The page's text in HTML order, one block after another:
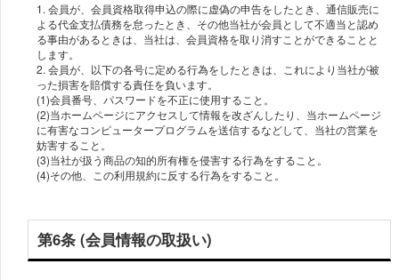
1. 会員が、会員資格取得申込の際に虚偽の申告をしたとき、通信販売に
よる代金支払債務を怠ったとき、その他当社が会員として不適当と認め
る事由があるときは、当社は、会員資格を取り消すことができることと
します。
2. 会員が、以下の各号に定める行為をしたときは、これにより当社が被
った損害を賠償する責任を負います。
(1)会員番号、パスワードを不正に使用すること。
(2)当ホームページにアクセスして情報を改ざんしたり、当ホームページ
に有害なコンピュータープログラムを送信するなどして、当社の営業を
妨害すること。
(3)当社が扱う商品の知的所有権を侵害する行為をすること。
(4)その他、この利用規約に反する行為をすること。
第6条 (会員情報の取扱い)